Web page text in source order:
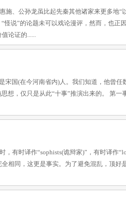
施、公孙龙虽比起先秦其他诸家来更多地
怪说”的论题未可以戏论漫评，然而，也
论证的......
宋国(在今河南省内)人。我们知道，他曾
想，仅只是从此“十事”推演出来的。 第
，有时译作“sophists(诡辩家)”，有时译作
相同，这更是事实。为了避免混乱，顶好